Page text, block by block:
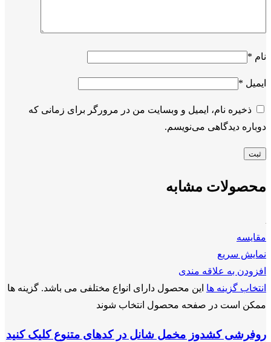
نام *
ایمیل *
ذخیره نام، ایمیل و وبسایت من در مرورگر برای زمانی که
دوباره دیدگاهی می‌نویسم.
محصولات مشابه
مقايسه
نمایش سریع
افزودن به علاقه مندی
انتخاب گزینه ها این محصول دارای انواع مختلفی می باشد. گزینه ها
ممکن است در صفحه محصول انتخاب شوند
روفرشی کشدوز مخمل شانل در کدهای متنوع کلیک کنید